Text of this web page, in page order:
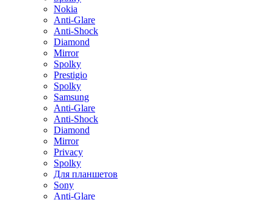
Nokia
Anti-Glare
Anti-Shock
Diamond
Mirror
Spolky
Prestigio
Spolky
Samsung
Anti-Glare
Anti-Shock
Diamond
Mirror
Privacy
Spolky
Для планшетов
Sony
Anti-Glare